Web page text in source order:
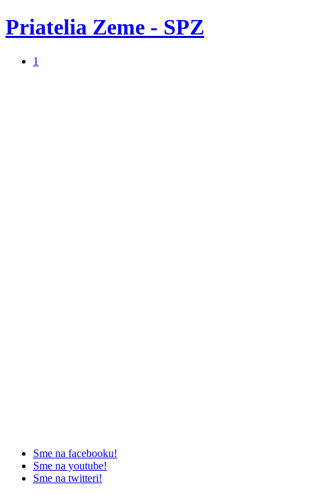
Priatelia Zeme - SPZ
1
Sme na facebooku!
Sme na youtube!
Sme na twitteri!